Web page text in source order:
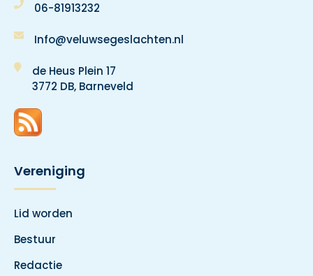
06-81913232
Info@veluwsegeslachten.nl
de Heus Plein 17
3772 DB, Barneveld
Vereniging
Lid worden
Bestuur
Redactie